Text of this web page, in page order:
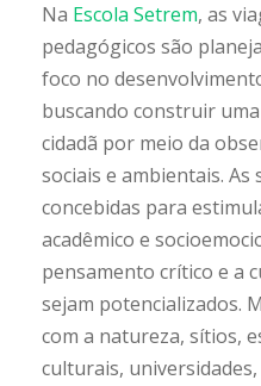
Na Escola Setrem, as
pedagógicos são
foco no
buscando construir
cidadã por meio da
sociais e ambientais. As
concebidas para
acadêmico e
pensamento crítico e a
sejam potencializados.
com a natureza, sítios,
culturais,